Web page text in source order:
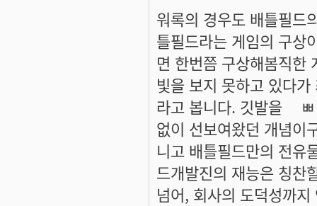
워록의 경우도 배틀필드
틀필드라는 게임의 구상
면 한번쯤 구상해봄직한
빛을 보지 못하고 있다
라고 봅니다. 깃발을 ㅤ
없이 선보여왔던 개념이
니고 배틀필드만의 전유
드개발진의 재능은 칭찬
넘어, 회사의 도덕성까